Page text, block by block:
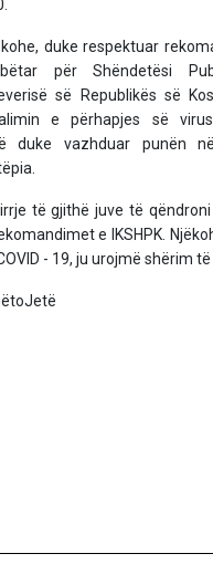
duke respektuar
për Shëndetësi
së Republikës së
e përhapjes së
duke vazhduar punën
të gjithë juve të
e IKSHPK.
- 19, ju urojmë shërim